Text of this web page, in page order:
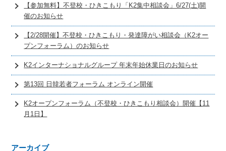
【参加無料】不登校・ひきこもり「K2集中相談会」6/27(土)開
催のお知らせ
【2/28開催】不登校・ひきこもり・発達障がい相談会（K2オー
プンフォーラム）のお知らせ
K2インターナショナルグループ 年末年始休業日のお知らせ
第13回 日韓若者フォーラム オンライン開催
K2オープンフォーラム（不登校・ひきこもり相談会）開催【11
月1日】
アーカイブ